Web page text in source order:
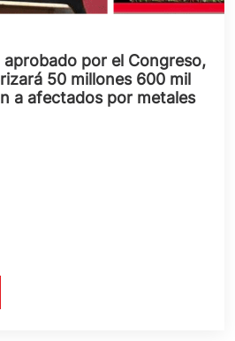
por el Congreso,
50 millones 600 mil
a afectados por metales